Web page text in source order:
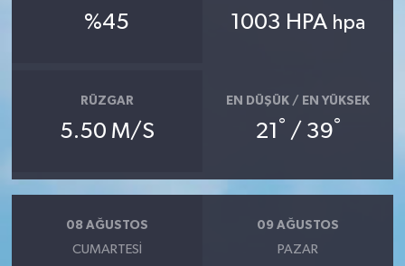
%45 1003 HPA hpa
RÜZGAR
5.50 M/S
EN DÜŞÜK / EN YÜKSEK
21 ° / 39°
08 AĞUSTOS
CUMARTESI
09 AĞUSTOS
PAZAR